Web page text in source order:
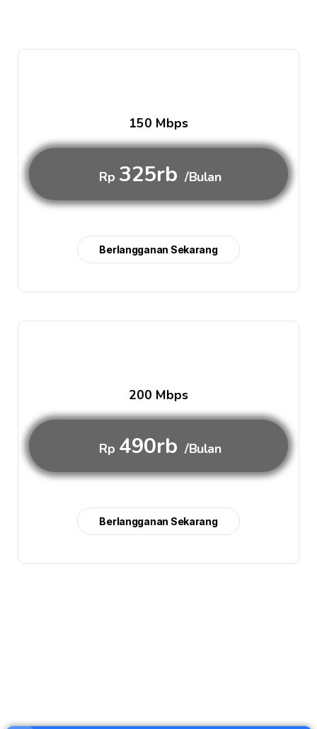
150 Mbps
Rp 325rb /Bulan
Berlangganan Sekarang
200 Mbps
Rp 490rb /Bulan
Berlangganan Sekarang